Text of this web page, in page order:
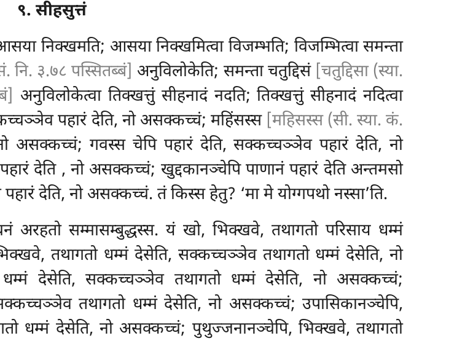
९. सीहसुत्तं
निक्खमति; आसया निक्खमित्वा विजम्भति; विजम्भित्वा समन्ता
नि. ३.७८ पस्सितब्बं] अनुविलोकेति; समन्ता चतुद्दिसं [चतुद्दिसा (स्या.
अनुविलोकेत्वा तिक्खत्तुं सीहनादं नदति; तिक्खत्तुं सीहनादं नदित्वा
पहारं देति, नो असक्कच्चं; महिंसस्स [महिसस्स (सी. स्या. कं.
असक्कच्चं; गवस्स चेपि पहारं देति, सक्कच्चञ्ञेव पहारं देति, नो
देति , नो असक्कच्चं; खुद्दकानञ्चेपिपाणानं पहारं देति अन्तमसो
देति, नो असक्कच्चं. तं किस्स हेतु? ‘मा मे योग्गपथो नस्सा’ति.
अरहतो सम्मासम्बुद्धस्स. यं खो, भिक्खवे, तथागतो परिसाय धम्मं
तथागतो धम्मं देसेति, सक्कच्चञ्ञेव तथागतो धम्मं देसेति, नो
देसेति, सक्कच्चञ्ञेव तथागतो धम्मं देसेति, नो असक्कच्चं;
तथागतो धम्मं देसेति, नो असक्कच्चं; उपासिकानञ्चेपि,
धम्मं देसेति, नो असक्कच्चं; पुथुज्जनानञ्चेपि, भिक्खवे, तथागतो